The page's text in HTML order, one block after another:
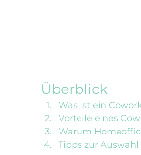
Überblick
Was ist ein
Vorteile eines
Warum
Tipps zur